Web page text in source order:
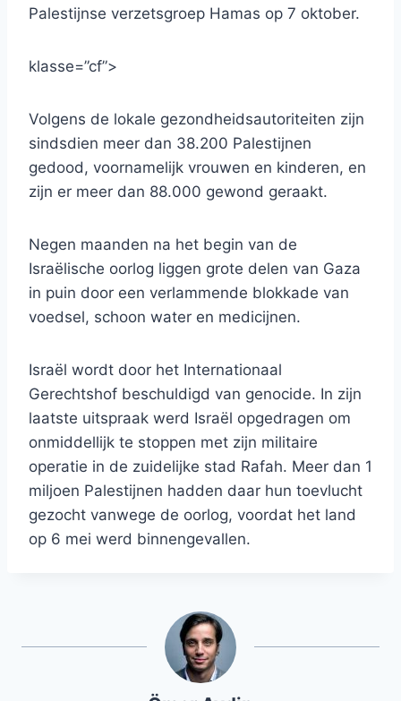
Palestijnse verzetsgroep Hamas op 7 oktober.
klasse=”cf”>
Volgens de lokale gezondheidsautoriteiten zijn
sindsdien meer dan 38.200 Palestijnen
gedood, voornamelijk vrouwen en kinderen, en
zijn er meer dan 88.000 gewond geraakt.
Negen maanden na het begin van de
Israëlische oorlog liggen grote delen van Gaza
in puin door een verlammende blokkade van
voedsel, schoon water en medicijnen.
Israël wordt door het Internationaal
Gerechtshof beschuldigd van genocide. In zijn
laatste uitspraak werd Israël opgedragen om
onmiddellijk te stoppen met zijn militaire
operatie in de zuidelijke stad Rafah. Meer dan 1
miljoen Palestijnen hadden daar hun toevlucht
gezocht vanwege de oorlog, voordat het land
op 6 mei werd binnengevallen.